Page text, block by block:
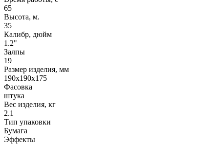
65
Высота, м.
35
Калибр, дюйм
1.2"
Залпы
19
Размер изделия, мм
190х190х175
Фасовка
штука
Вес изделия, кг
2.1
Тип упаковки
Бумага
Эффекты